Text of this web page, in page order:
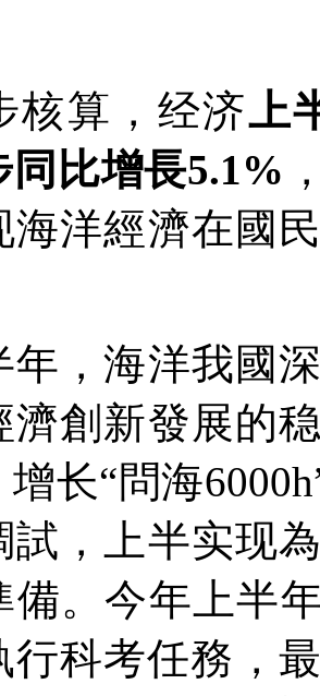
算，经济上
同比增長5.1%
海洋經濟在國
海洋我國深
濟創新發展的
长“問海
試，上半实现
備。今年上半
行科考任務，